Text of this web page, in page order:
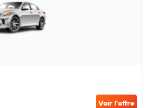
Voir l’offre